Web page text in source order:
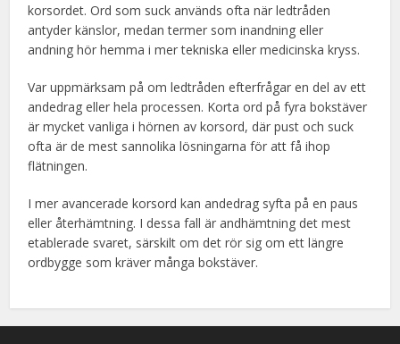
korsordet. Ord som suck används ofta när ledtråden
antyder känslor, medan termer som inandning eller
andning hör hemma i mer tekniska eller medicinska kryss.
Var uppmärksam på om ledtråden efterfrågar en del av ett
andedrag eller hela processen. Korta ord på fyra bokstäver
är mycket vanliga i hörnen av korsord, där pust och suck
ofta är de mest sannolika lösningarna för att få ihop
flätningen.
I mer avancerade korsord kan andedrag syfta på en paus
eller återhämtning. I dessa fall är andhämtning det mest
etablerade svaret, särskilt om det rör sig om ett längre
ordbygge som kräver många bokstäver.